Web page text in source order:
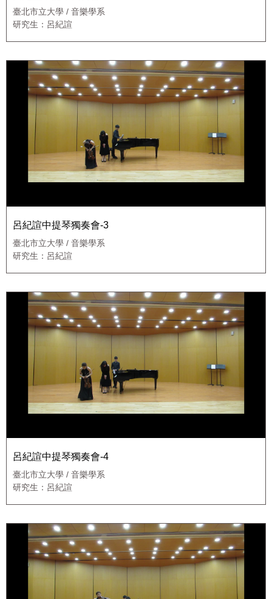
臺北市立大學 / 音樂學系
研究生：呂紀諠
呂紀諠中提琴獨奏會-3
臺北市立大學 / 音樂學系
研究生：呂紀諠
呂紀諠中提琴獨奏會-4
臺北市立大學 / 音樂學系
研究生：呂紀諠